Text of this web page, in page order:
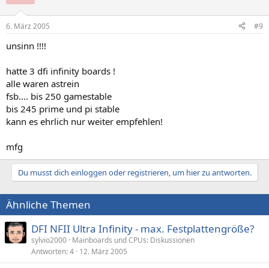
6. März 2005 #9
unsinn !!!!
hatte 3 dfi infinity boards !
alle waren astrein
fsb.... bis 250 gamestable
bis 245 prime und pi stable
kann es ehrlich nur weiter empfehlen!
mfg
Du musst dich einloggen oder registrieren, um hier zu antworten.
Ähnliche Themen
DFI NFII Ultra Infinity - max. Festplattengröße?
sylvio2000 Mainboards und CPUs: Diskussionen
Antworten 4 12. März 2005